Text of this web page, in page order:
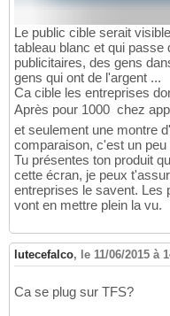
Le public cible serait
tableau blanc et qui
publicitaires, des gens
gens qui ont de l'argent ...
Ca cible les entreprises
Après pour 1000  chez
et seulement une montre
comparaison, c'est un
Tu présentes ton produit
cette écran, je peux
entreprises le savent. Les
vont en mettre plein la vu.
lutecefalco, le 11/06/2015 à
Ca se plug sur TFS?